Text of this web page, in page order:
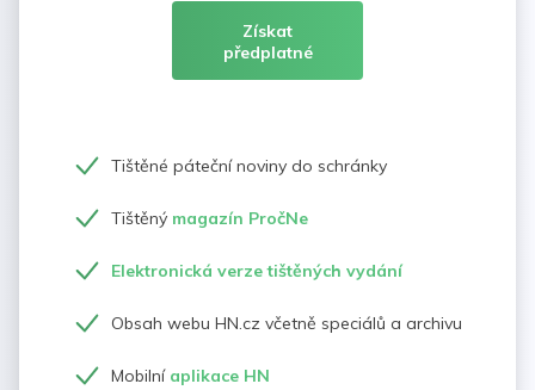
Získat
předplatné
Tištěné páteční noviny do schránky
Tištěný magazín PročNe
Elektronická verze tištěných vydání
Obsah webu HN.cz včetně speciálů a archivu
Mobilní aplikace HN